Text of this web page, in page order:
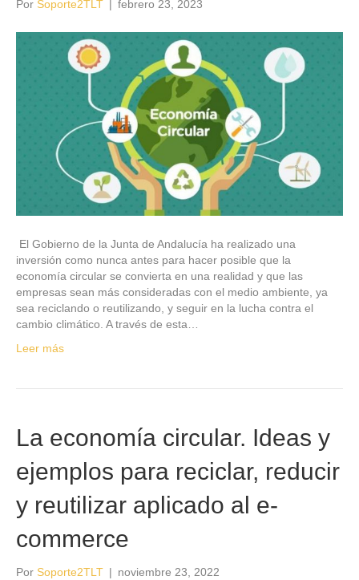
Por Soporte2TLT febrero 23, 2023
El Gobierno de la Junta de Andalucía ha realizado una
inversión como nunca antes para hacer posible que la
economía circular se convierta en una realidad y que las
empresas sean más consideradas con el medio ambiente, ya
sea reciclando o reutilizando, y seguir en la lucha contra el
cambio climático. A través de esta…
Leer más
La economía circular. Ideas y
ejemplos para reciclar, reducir
y reutilizar aplicado al e-
commerce
Por Soporte2TLT | noviembre 23, 2022